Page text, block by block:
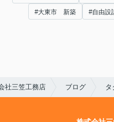
#大東市 新築 #自由設
社三笠工務店 ブログ